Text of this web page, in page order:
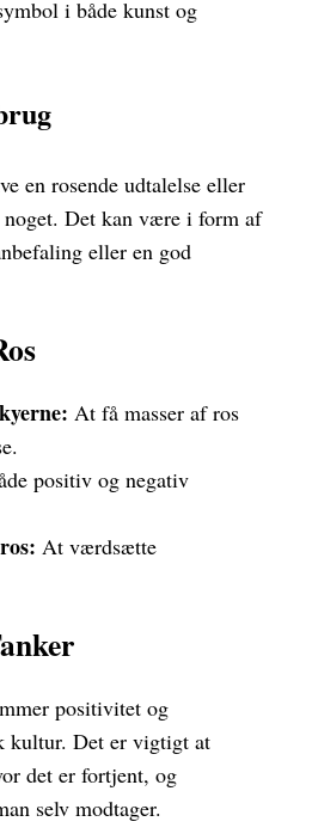
i både kunst og
en rosende udtalelse eller
Det kan være i form af
eller en god
At få masser af ros
positiv og negativ
At værdsætte
positivitet og
kultur. Det er vigtigt at
det er fortjent, og
selv modtager.